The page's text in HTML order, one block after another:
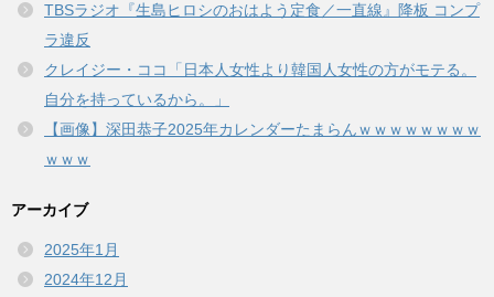
TBSラジオ『生島ヒロシのおはよう定食／一直線』降板 コンプ
ラ違反
クレイジー・ココ「日本人女性より韓国人女性の方がモテる。
自分を持っているから。」
【画像】深田恭子2025年カレンダーたまらんｗｗｗｗｗｗｗｗ
ｗｗｗ
アーカイブ
2025年1月
2024年12月